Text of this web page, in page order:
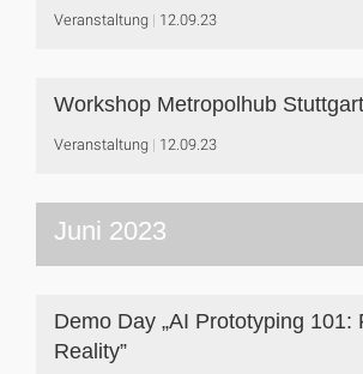
Veranstaltung 12.09.23
Workshop Metropolhub Stuttgart
Veranstaltung 12.09.23
Juni 2023
Demo Day „AI Prototyping 101:
Reality”